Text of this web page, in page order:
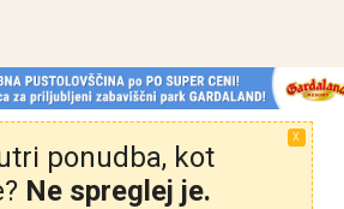
X
ponudba, kot
Ne spreglej je.